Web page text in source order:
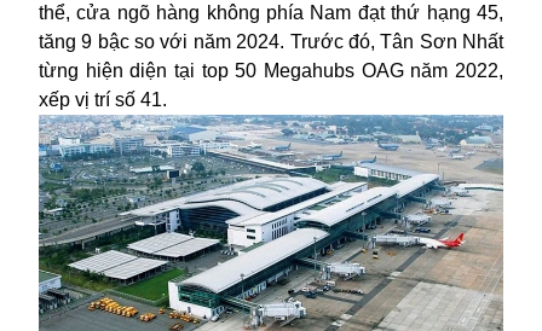
thể, cửa ngõ hàng không phía Nam đạt thứ hạng 45,
tăng 9 bậc so với năm 2024. Trước đó, Tân Sơn Nhất
từng hiện diện tại top 50 Megahubs OAG năm 2022,
xếp vị trí số 41.